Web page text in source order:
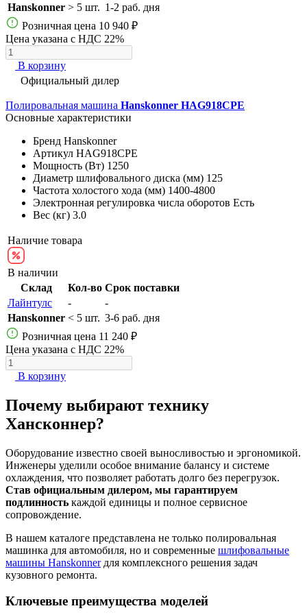
Hanskonner > 5 шт. 1-2 раб. дня
Розничная цена 10 940 ₽
Цена указана с НДС 22%
В корзину
Официальный дилер
Полировальная машина Hanskonner HAG918CPE
Основные характеристики
Бренд Hanskonner
Артикул HAG918CPE
Мощность (Вт) 1250
Диаметр шлифовального диска (мм) 125
Частота холостого хода (мм) 1400-4800
Электронная регулировка числа оборотов Есть
Вес (кг) 3.0
Наличие товара
В наличии
Склад
Кол-во Срок поставки
Лайнтулс
-
-
Hanskonner < 5 шт. 3-6 раб. дня
Розничная цена 11 240 ₽
Цена указана с НДС 22%
В корзину
Почему выбирают технику
Хансконнер?
Оборудование известно своей выносливостью и эргономикой.
Инженеры уделили особое внимание балансу и системе
охлаждения, что позволяет работать долго без перегрузок.
Став официальным дилером, мы гарантируем
подлинность каждой единицы и полное сервисное
сопровождение.
В нашем каталоге представлена не только полировальная
машинка для автомобиля, но и современные шлифовальные
машины Hanskonnerдля комплексного решения задач
кузовного ремонта.
Ключевые преимущества моделей